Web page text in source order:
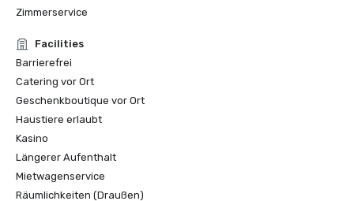
Zimmerservice
Facilities
Barrierefrei
Catering vor Ort
Geschenkboutique vor Ort
Haustiere erlaubt
Kasino
Längerer Aufenthalt
Mietwagenservice
Räumlichkeiten (Draußen)